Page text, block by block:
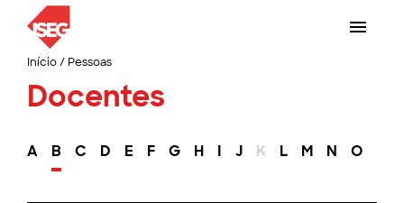
Início/ Pessoas
Docentes
A B C D E F G H I J K L M N O